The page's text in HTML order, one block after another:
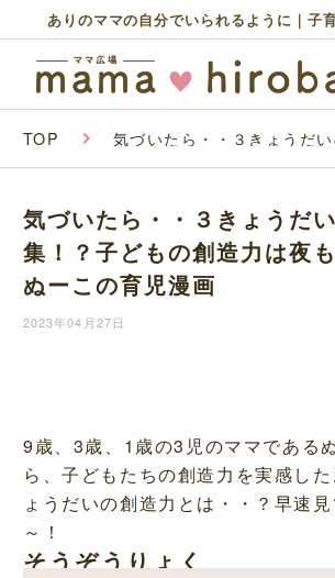
ありのママの自分でいられるように｜子
TOP 気づいたら・・３きょうだ
画
気づいたら・・３きょうだ
集！？子どもの創造力は夜
ぬーこの育児漫画
2023年04月27日
9歳、3歳、1歳の3児のママである
ら、子どもたちの創造力を実感し
ょうだいの創造力とは・・？早速
～！
そうぞうりょく